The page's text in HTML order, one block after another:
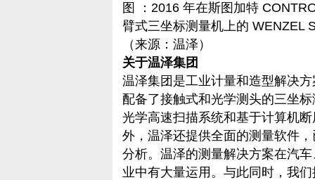
图 ：2016 年在斯图加特
臂式三坐标测量机上的 WENZEL
（来源： 温泽）
关于温泽集团
温泽集团是工业计量和造型解决
配备了接触式和光学测头的三坐
光学高速扫描系统和基于计算机
外，温泽还提供全面的测量软件
分析。温泽的测量解决方案在汽
业中有大量运用。与此同时，我